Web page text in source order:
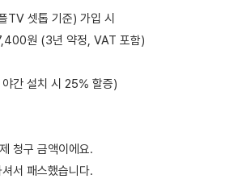
셋톱 기준) 가입 시
원 (3년 약정, VAT 포함)
간 설치 시 25% 할증)
청구 금액이에요.
서 패스했습니다.